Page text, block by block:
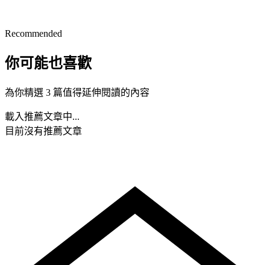
Recommended
你可能也喜歡
為你精選 3 篇值得延伸閱讀的內容
載入推薦文章中...
目前沒有推薦文章